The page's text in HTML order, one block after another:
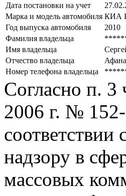
Дата постановки на учет
Марка и модель автомобиля КИА
Год выпуска автомобиля
2010
Фамилия владельца
Имя владельца
Отчество владельца
Номер телефона владельца
Согласно п. 3
2006 г. №
надзору в
массовых